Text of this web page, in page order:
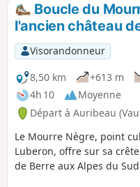
Boucle du
l'ancien château
Visorandonneur
8,50 km
+613 m
4h 10
Moyenne
Départ à Auribeau
Le Mourre Nègre, point
Luberon, offre sur sa
de Berre aux Alpes du